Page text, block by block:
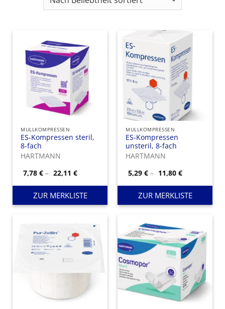
MULLKOMPRESSEN
ES-Kompressen steril,
8-fach
HARTMANN
7,78€ – 22,11€Preisspanne:
7,78 €
bis
22,11 €
ZUR MERKLISTE
MULLKOMPRESSEN
ES-Kompressen
unsteril, 8-fach
HARTMANN
5,29€ – 11,80€
5,29 €
bis
11,80 €
ZUR MERKLISTE